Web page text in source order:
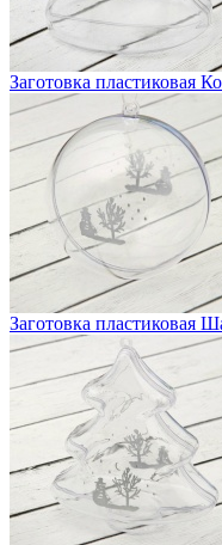
Заготовка пластиковая
Заготовка пластиковая